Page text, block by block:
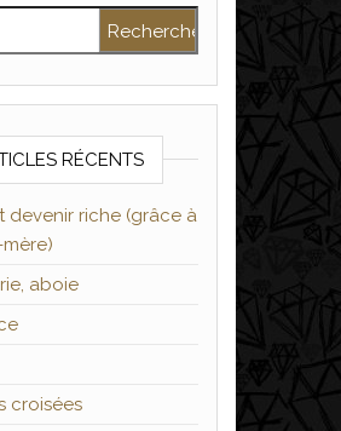
RÉCENTS
devenir riche (grâce à
aboie
croisées